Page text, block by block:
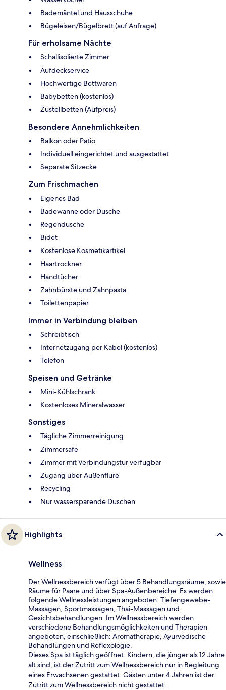
Bademäntel und Hausschuhe
Bügeleisen/Bügelbrett (auf Anfrage)
Für erholsame Nächte
Schallisolierte Zimmer
Aufdeckservice
Hochwertige Bettwaren
Babybetten (kostenlos)
Zustellbetten (Aufpreis)
Besondere Annehmlichkeiten
Balkon oder Patio
Individuell eingerichtet und ausgestattet
Separate Sitzecke
Zum Frischmachen
Eigenes Bad
Badewanne oder Dusche
Regendusche
Bidet
Kostenlose Kosmetikartikel
Haartrockner
Handtücher
Zahnbürste und Zahnpasta
Toilettenpapier
Immer in Verbindung bleiben
Schreibtisch
Internetzugang per Kabel (kostenlos)
Telefon
Speisen und Getränke
Mini-Kühlschrank
Kostenloses Mineralwasser
Sonstiges
Tägliche Zimmerreinigung
Zimmersafe
Zimmer mit Verbindungstür verfügbar
Zugang über Außenflure
Recycling
Nur wassersparende Duschen
Highlights
Wellness
Der Wellnessbereich verfügt über 5 Behandlungsräume, sowie
Räume für Paare und über Spa-Außenbereiche. Es werden
folgende Wellnessleistungen angeboten: Tiefengewebe-
Massagen, Sportmassagen, Thai-Massagen und
Gesichtsbehandlungen. Im Wellnessbereich werden
verschiedene Behandlungsmöglichkeiten und Therapien
angeboten, einschließlich: Aromatherapie, Ayurvedische
Behandlungen und Reflexologie.
Dieses Spa ist täglich geöffnet. Kindern, die jünger als 12 Jahre
alt sind, ist der Zutritt zum Wellnessbereich nur in Begleitung
eines Erwachsenen gestattet. Gästen unter 4 Jahren ist der
Zutritt zum Wellnessbereich nicht gestattet.